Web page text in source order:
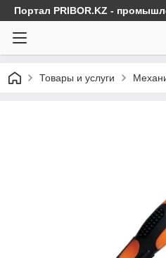
Портал PRIBOR.KZ -
Товары и услуги